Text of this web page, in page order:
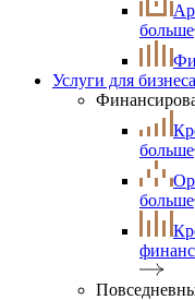
больше
Услуги для бизнеса
больше
больше